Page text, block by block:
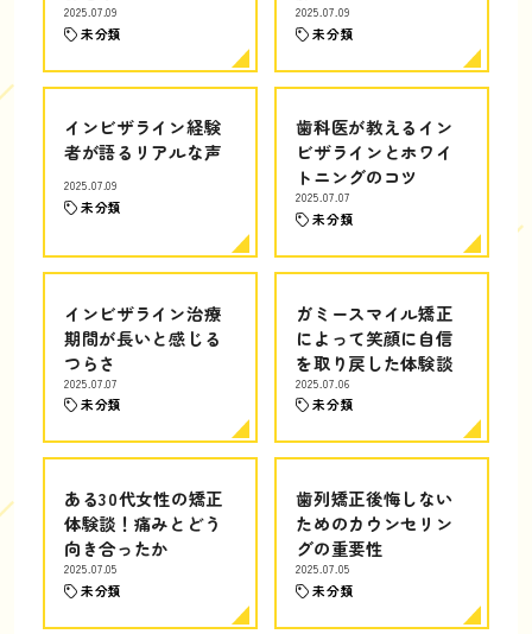
2025.07.09
未分類
2025.07.09
未分類
インビザライン経験
者が語るリアルな声
2025.07.09
未分類
歯科医が教えるイン
ビザラインとホワイ
トニングのコツ
2025.07.07
未分類
インビザライン治療
期間が長いと感じる
つらさ
2025.07.07
未分類
ガミースマイル矯正
によって笑顔に自信
を取り戻した体験談
2025.07.06
未分類
ある30代女性の矯正
体験談！痛みとどう
向き合ったか
2025.07.05
未分類
歯列矯正後悔しない
ためのカウンセリン
グの重要性
2025.07.05
未分類